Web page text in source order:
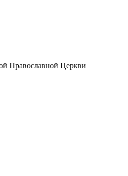
Православной Церкви